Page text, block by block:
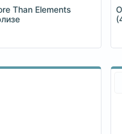
Than Elements